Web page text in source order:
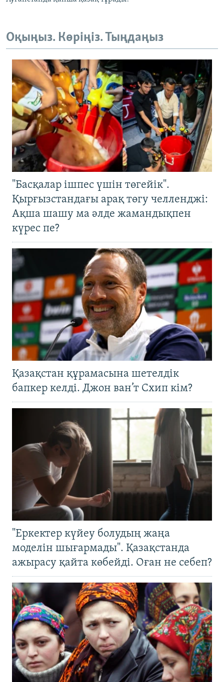
Оқыңыз. Көріңіз. Тыңдаңыз
"Басқалар ішпес үшін төгейік".
Қырғызстандағы арақ төгу челленджі:
Ақша шашу ма әлде жамандықпен
күрес пе?
Қазақстан құрамасына шетелдік
бапкер келді. Джон ван’т Схип кім?
"Еркектер күйеу болудың жаңа
моделін шығармады". Қазақстанда
ажырасу қайта көбейді. Оған не себеп?